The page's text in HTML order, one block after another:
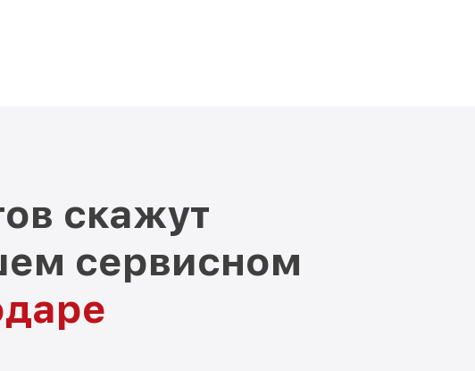
скажут
сервисном